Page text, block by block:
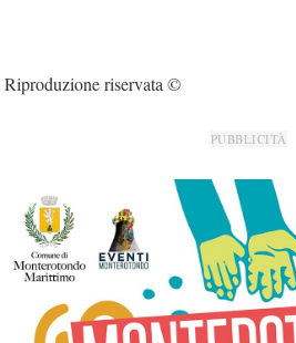
Riproduzione riservata ©
PUBBLICITÀ